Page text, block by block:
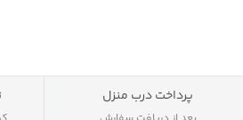
پرداخت درب منزل